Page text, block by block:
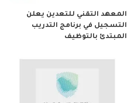
المعهد التقني للتعدين يعلن
التسجيل في برنامج التدريب
المبتدئ بالتوظيف